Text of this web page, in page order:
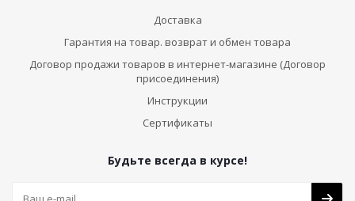
Доставка
Гарантия на товар. возврат и обмен товара
Договор продажи товаров в интернет-магазине (Договор
присоединения)
Инструкции
Сертификаты
Будьте всегда в курсе!